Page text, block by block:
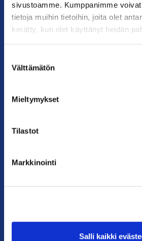
sivustoamme. Kumppanimme
tietoja muihin tietoihin, joita olet
kerätty, kun olet käyttänyt heidän
valinta
Välttämätön
Mieltymykset
Tilastot
Markkinointi
Salli kaikki
Helsingin toimisto
Käyntiosoite: Kalevankatu 12,
Puhelin: 09 228 601 (vaihde)
Katso kaikki yhteystiedot >